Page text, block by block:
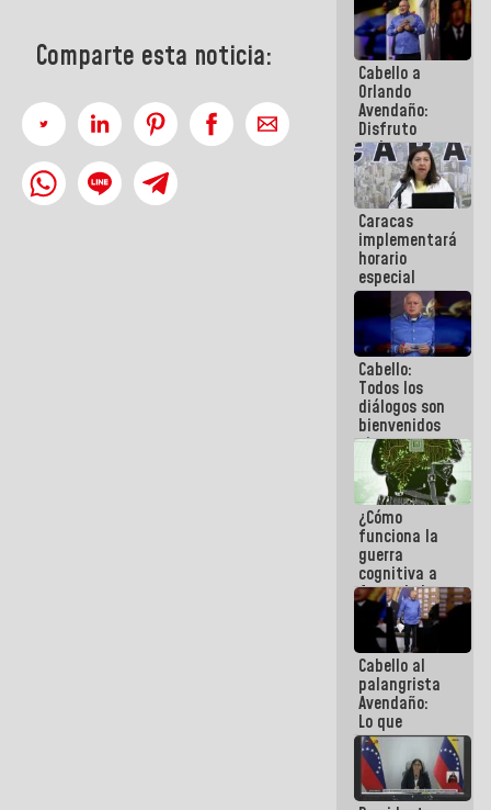
Comparte esta noticia: Cabello a
Orlando
Avendaño:
Disfruto
cada vez
que escribes
porque lo
que haces
es
embarrarla
Caracas
implementará
horario
especial
para
adaptarse
al plan de
ahorro
energético
Cabello:
Todos los
diálogos son
bienvenidos
siempre que
estén en el
marco de la
Constitución
de la
República
¿Cómo
funciona la
guerra
cognitiva a
favor de la
narrativa
hegemónica?
(1)
Cabello al
palangrista
Avendaño:
Lo que
vayas a
escribir
hazlo hoy
por que no